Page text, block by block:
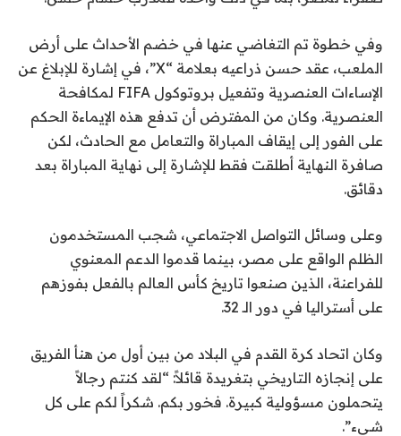
ن
4
ع
ن
ا
ص
ر
ق
ا
ئ
م
ة
وفي خطوة تم التغاضي عنها في خضم الأحداث على أرض
الملعب، عقد حسن ذراعيه بعلامة “X”، في إشارة للإبلاغ عن
الإساءات العنصرية وتفعيل بروتوكول FIFA لمكافحة
العنصرية. وكان من المفترض أن تدفع هذه الإيماءة الحكم
على الفور إلى إيقاف المباراة والتعامل مع الحادث، لكن
صافرة النهاية أطلقت فقط للإشارة إلى نهاية المباراة بعد
دقائق.
وعلى وسائل التواصل الاجتماعي، شجب المستخدمون
الظلم الواقع على مصر، بينما قدموا الدعم المعنوي
للفراعنة، الذين صنعوا تاريخ كأس العالم بالفعل بفوزهم
على أستراليا في دور الـ 32.
وكان اتحاد كرة القدم في البلاد من بين أول من هنأ الفريق
على إنجازه التاريخي بتغريدة قائلاً: “لقد كنتم رجالاً
يتحملون مسؤولية كبيرة. فخور بكم. شكراً لكم على كل
شيء”.